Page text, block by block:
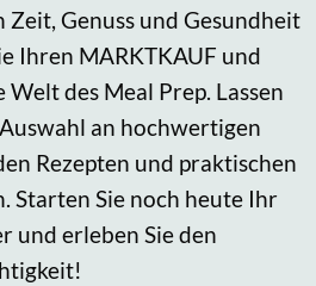
Zeit, Genuss und Gesundheit
Ihren MARKTKAUF und
des Meal Prep. Lassen
an hochwertigen
Rezepten und praktischen
Starten Sie noch heute Ihr
und erleben Sie den